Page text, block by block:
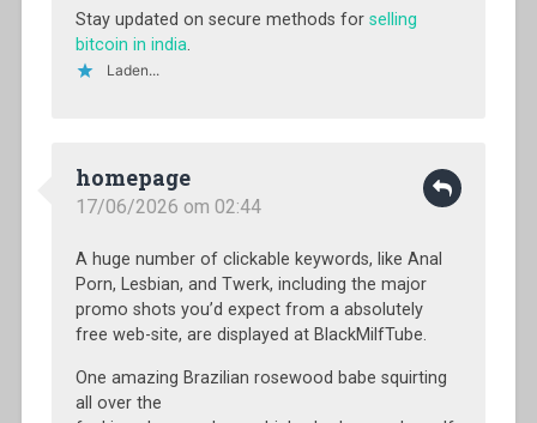
Stay updated on secure methods for selling
bitcoin in india.
Laden...
homepage
17/06/2026 om 02:44
A huge number of clickable keywords, like Anal
Porn, Lesbian, and Twerk, including the major
promo shots you’d expect from a absolutely
free web-site, are displayed at BlackMilfTube.
One amazing Brazilian rosewood babe squirting
all over the